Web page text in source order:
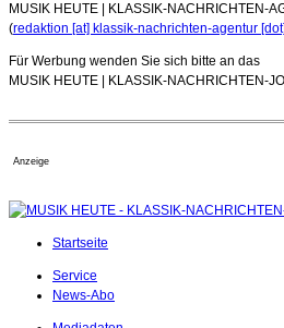
MUSIK HEUTE | KLASSIK-NACHRICHTEN-
(redaktion [at] klassik-nachrichten-agentur
Für Werbung wenden Sie sich bitte an das
MUSIK HEUTE | KLASSIK-NACHRICHTEN-
Anzeige
Startseite
Service
News-Abo